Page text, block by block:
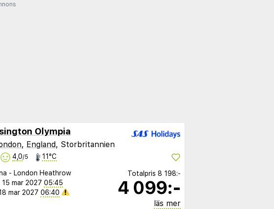
Olympia
, England, Storbritannien
4,0/5 11°C
- London Heathrow
15 mar 2027 05:45
mar 2027 06:40
Totalpris 8 198:-
4 099:-
läs mer